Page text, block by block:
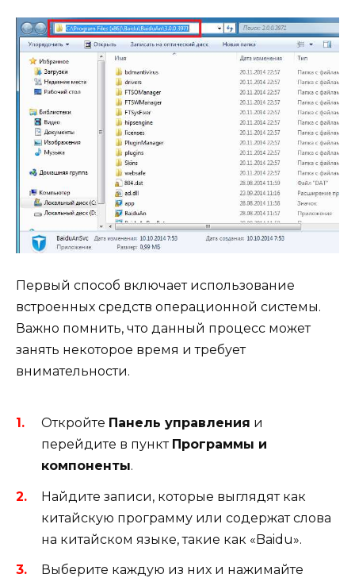
Первый способ включает использование
встроенных средств операционной системы.
Важно помнить, что данный процесс может
занять некоторое время и требует
внимательности.
Откройте Панель управления и
перейдите в пункт Программы и
компоненты.
Найдите записи, которые выглядят как
китайскую программу или содержат слова
на китайском языке, такие как «Baidu».
Выберите каждую из них и нажимайте